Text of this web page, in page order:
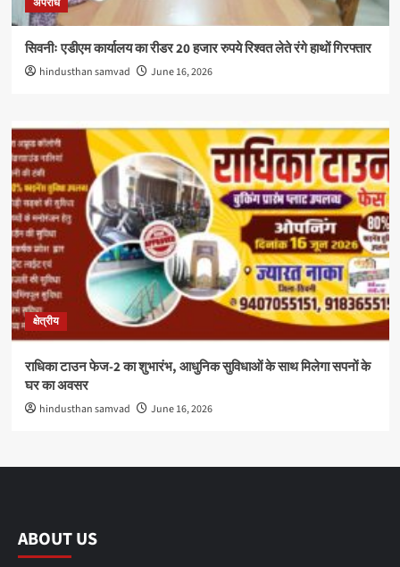
अपराध
सिवनीः एडीएम कार्यालय का रीडर 20 हजार रुपये रिश्वत लेते रंगे हाथों गिरफ्तार
hindusthan samvad June 16, 2026
क्षेत्रीय
राधिका टाउन फेज-2 का शुभारंभ, आधुनिक सुविधाओं के साथ मिलेगा सपनों के
घर का अवसर
hindusthan samvad June 16, 2026
ABOUT US